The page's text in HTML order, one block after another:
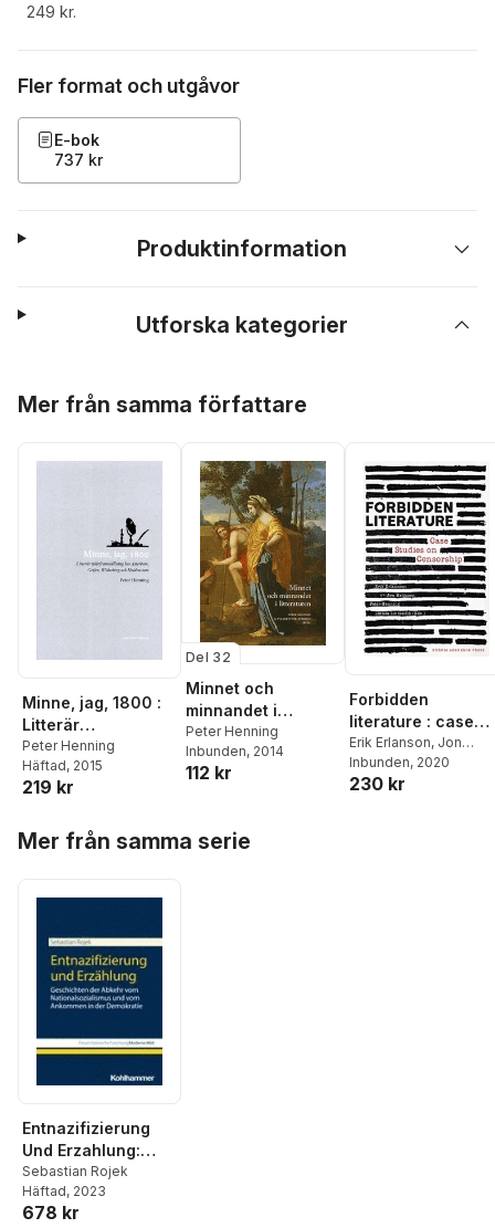
249 kr.
Fler format och utgåvor
E-bok
737 kr
Produktinformation
Utforska kategorier
Mer från samma författare
Minne, jag, 1800 :
Litterär
självframställning
hos Atterbom,
Geijer, Widerb
Peter Henning
Häftad, 2015
219 kr
Del 32
Minnet och
minnandet i
litteraturen
Peter Henning
Inbunden, 2014
112 kr
Forbidden
literature : case
studies on
censorship
Erik Erlanson, Jon
Helgason,Peter
Henning,
Inbunden, 2020
230 kr
Mer från samma serie
Entnazifizierung
Und Erzahlung:
Geschichten Der
Abkehr Vom
Nationalsozialismu
Sebastian Rojek
Häftad, 2023
678 kr